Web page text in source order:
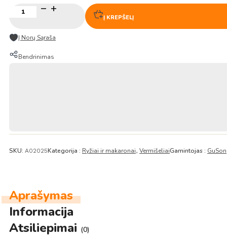
kiekis:
pupuolės
stikliniai
makaronai
Į KREPŠELĮ
Į Norų Sąraša
Bendrinimas
SKU: A02025Kategorija : Ryžiai ir makaronai, VermišeliaiGamintojas :
Aprašymas
Informacija
Atsiliepimai (0)